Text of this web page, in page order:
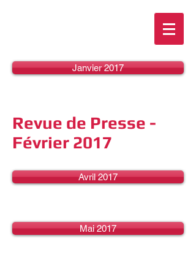
Janvier 2017
Revue de Presse -
Février 2017
Avril 2017
Mai 2017